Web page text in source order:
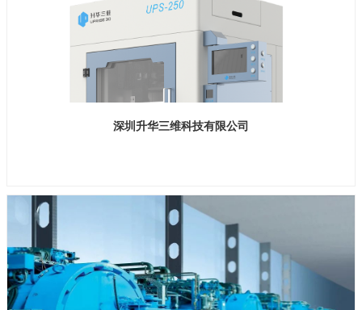
深圳升华三维科技有限公司
展位号 H1馆 B332